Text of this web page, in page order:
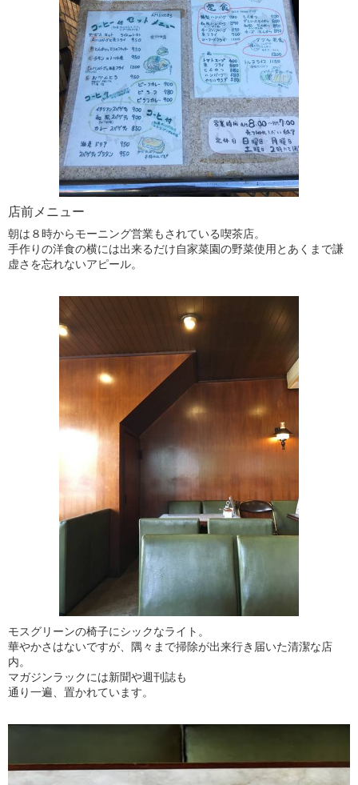
店前メニュー
朝は８時からモーニング営業もされている喫茶店。
手作りの洋食の横には出来るだけ自家菜園の野菜使用とあくまで謙
虚さを忘れないアピール。
モスグリーンの椅子にシックなライト。
華やかさはないですが、隅々まで掃除が出来行き届いた清潔な店
内。
マガジンラックには新聞や週刊誌も
通り一遍、置かれています。